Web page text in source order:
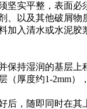
坚实平整，表面必
、以及其他破屑物
加入清水或水泥胶
保持湿润的基层上
（厚度约1-2mm）
后，随即同时在其